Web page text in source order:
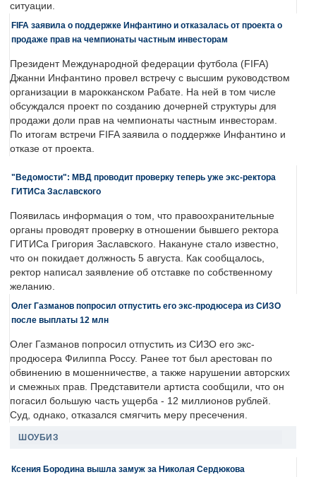
ситуации.
FIFA заявила о поддержке Инфантино и отказалась от проекта о
продаже прав на чемпионаты частным инвесторам
Президент Международной федерации футбола (FIFA)
Джанни Инфантино провел встречу с высшим руководством
организации в марокканском Рабате. На ней в том числе
обсуждался проект по созданию дочерней структуры для
продажи доли прав на чемпионаты частным инвесторам.
По итогам встречи FIFA заявила о поддержке Инфантино и
отказе от проекта.
"Ведомости": МВД проводит проверку теперь уже экс-ректора
ГИТИСа Заславского
Появилась информация о том, что правоохранительные
органы проводят проверку в отношении бывшего ректора
ГИТИСа Григория Заславского. Накануне стало известно,
что он покидает должность 5 августа. Как сообщалось,
ректор написал заявление об отставке по собственному
желанию.
Олег Газманов попросил отпустить его экс-продюсера из СИЗО
после выплаты 12 млн
Олег Газманов попросил отпустить из СИЗО его экс-
продюсера Филиппа Россу. Ранее тот был арестован по
обвинению в мошенничестве, а также нарушении авторских
и смежных прав. Представители артиста сообщили, что он
погасил большую часть ущерба - 12 миллионов рублей.
Суд, однако, отказался смягчить меру пресечения.
ШОУБИЗ
Ксения Бородина вышла замуж за Николая Сердюкова